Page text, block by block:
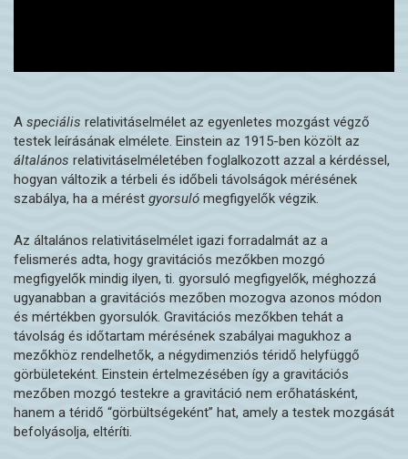
A speciális relativitáselmélet az egyenletes mozgást végző
testek leírásának elmélete. Einstein az 1915-ben közölt az
általános relativitáselméletében foglalkozott azzal a kérdéssel,
hogyan változik a térbeli és időbeli távolságok mérésének
szabálya, ha a mérést gyorsuló megfigyelők végzik.
Az általános relativitáselmélet igazi forradalmát az a
felismerés adta, hogy gravitációs mezőkben mozgó
megfigyelők mindig ilyen, ti. gyorsuló megfigyelők, méghozzá
ugyanabban a gravitációs mezőben mozogva azonos módon
és mértékben gyorsulók. Gravitációs mezőkben tehát a
távolság és időtartam mérésének szabályai magukhoz a
mezőkhöz rendelhetők, a négydimenziós téridő helyfüggő
görbületeként. Einstein értelmezésében így a gravitációs
mezőben mozgó testekre a gravitáció nem erőhatásként,
hanem a téridő “görbültségeként” hat, amely a testek mozgását
befolyásolja, eltéríti.